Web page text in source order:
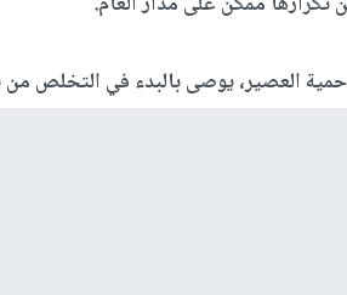
5 أيام قبل حمية العصير، يوصى بالبدء في